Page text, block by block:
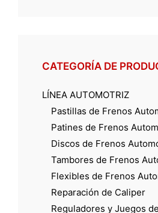
CATEGORÍA DE
LÍNEA AUTOMOTRIZ
Pastillas de Frenos
Patines de Frenos
Discos de Frenos
Tambores de Frenos
Flexibles de Frenos
Reparación de Caliper
Reguladores y Juegos